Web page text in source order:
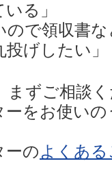
る」
ので領収書
げしたい」
まずご相談
ーをお使い
ーのよくあ